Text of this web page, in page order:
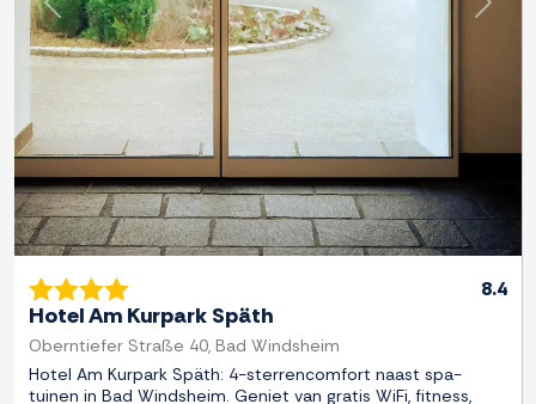
Previous Next
8.4
Hotel Am Kurpark Späth
Oberntiefer Straße 40, Bad Windsheim
Hotel Am Kurpark Späth: 4-sterrencomfort naast spa-
tuinen in Bad Windsheim. Geniet van gratis WiFi, fitness,